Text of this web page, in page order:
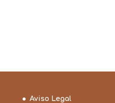
Aviso Legal